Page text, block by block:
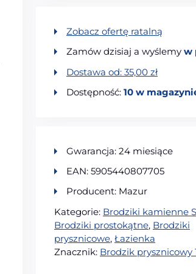
Zobacz ofertę ratalną
Zamów dzisiaj a wyślemy w
Dostawa od: 35,00 zł
Dostępność: 10 w
Gwarancja: 24 miesiące
EAN: 5905440807705
Producent: Mazur
Kategorie: Brodziki kamienne
Brodziki prostokątne, Brodziki
prysznicowe, Łazienka
Znacznik: Brodzik prysznicowy